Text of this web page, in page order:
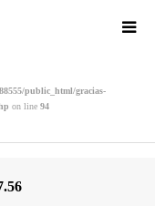
public_html/gracias-
on line 94